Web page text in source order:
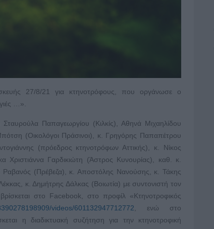
27/8/21 για κτηνοτρόφους, που οργάνωσε ο
…».
Παπαγεωργίου (Κιλκίς), Αθηνά Μιχαηλίδου
(Οικολόγοι Πράσινοι), κ. Γρηγόρης Παπαπέτρου
(πρόεδρος κτηνοτρόφων Αττικής), κ. Νίκος
Γαρδικιώτη (Άστρος Κυνουρίας), καθ. κ.
Ραβανός (Πρέβεζα), κ. Αποστόλης Νανούσης, κ. Τάκης
κ. Δημήτρης Δάλκας (Βοιωτία) με συντονιστή τον
στο Facebook, στο προφίλ «Κτηνοτροφικός
videos/601132947712772, ενώ στο
η διαδικτυακή συζήτηση για την κτηνοτροφική